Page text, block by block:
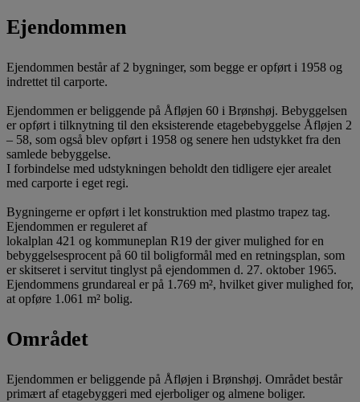
Ejendommen
Ejendommen består af 2 bygninger, som begge er opført i 1958 og
indrettet til carporte.
Ejendommen er beliggende på Åfløjen 60 i Brønshøj. Bebyggelsen
er opført i tilknytning til den eksisterende etagebebyggelse Åfløjen 2
– 58, som også blev opført i 1958 og senere hen udstykket fra den
samlede bebyggelse.
I forbindelse med udstykningen beholdt den tidligere ejer arealet
med carporte i eget regi.
Bygningerne er opført i let konstruktion med plastmo trapez tag.
Ejendommen er reguleret af
lokalplan 421 og kommuneplan R19 der giver mulighed for en
bebyggelsesprocent på 60 til boligformål med en retningsplan, som
er skitseret i servitut tinglyst på ejendommen d. 27. oktober 1965.
Ejendommens grundareal er på 1.769 m², hvilket giver mulighed for,
at opføre 1.061 m² bolig.
Området
Ejendommen er beliggende på Åfløjen i Brønshøj. Området består
primært af etagebyggeri med ejerboliger og almene boliger.